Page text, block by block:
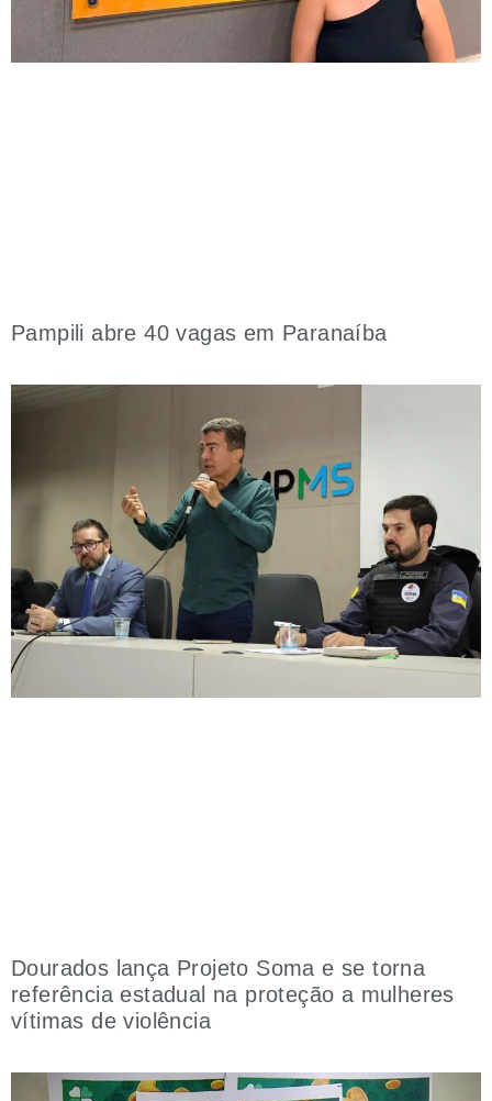
Pampili abre 40 vagas em Paranaíba
Dourados lança Projeto Soma e se torna
referência estadual na proteção a mulheres
vítimas de violência